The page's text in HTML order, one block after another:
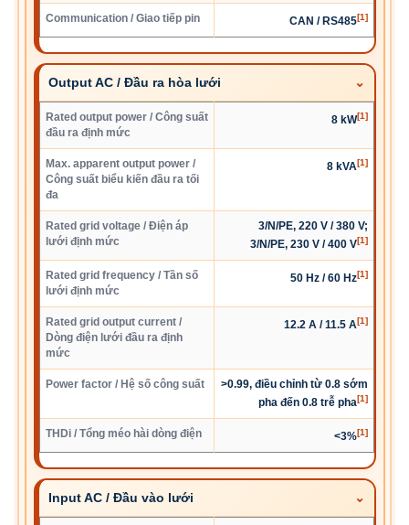
Communication / Giao tiếp pin CAN / RS485[1]
Output AC / Đầu ra hòa lưới
Rated output power / Công suất
đầu ra định mức
8 kW[1]
Max. apparent output power /
Công suất biểu kiến đầu ra tối
đa
8 kVA[1]
Rated grid voltage / Điện áp
lưới định mức
3/N/PE, 220 V / 380 V;
3/N/PE, 230 V / 400 V[1]
Rated grid frequency / Tần số
lưới định mức
50 Hz / 60 Hz[1]
Rated grid output current /
Dòng điện lưới đầu ra định
mức
12.2 A / 11.5 A[1]
Power factor / Hệ số công suất
>0.99, điều chỉnh từ 0.8 sớm
pha đến 0.8 trễ pha[1]
THDi / Tổng méo hài dòng điện <3%[1]
Input AC / Đầu vào lưới